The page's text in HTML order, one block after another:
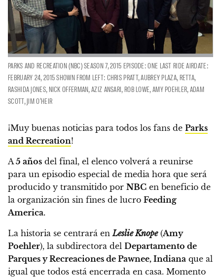
PARKS AND RECREATION (NBC) SEASON 7, 2015 EPISODE: ONE LAST RIDE AIRDATE:
FEBRUARY 24, 2015 SHOWN FROM LEFT: CHRIS PRATT, AUBREY PLAZA, RETTA,
RASHIDA JONES, NICK OFFERMAN, AZIZ ANSARI, ROB LOWE, AMY POEHLER, ADAM
SCOTT, JIM O'HEIR
¡Muy buenas noticias para todos los fans de Parks
and Recreation!
A 5 años del final, el elenco volverá a reunirse
para un episodio especial de media hora que será
producido y transmitido por NBC en beneficio de
la organización sin fines de lucro Feeding
America.
La historia se centrará en Leslie Knope(Amy
Poehler), la subdirectora del Departamento de
Parques y Recreaciones de Pawnee, Indiana que al
igual que todos está encerrada en casa. Momento